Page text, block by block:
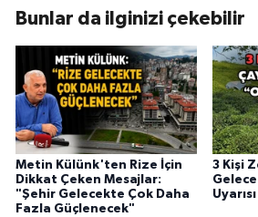
Bunlar da ilginizi çekebilir
Metin Külünk'ten Rize İçin
Dikkat Çeken Mesajlar:
"Şehir Gelecekte Çok Daha
Fazla Güçlenecek"
3 Kişi
Uyarısı